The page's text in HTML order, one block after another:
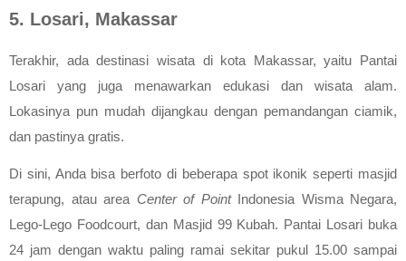
5. Losari, Makassar
Terakhir, ada destinasi wisata di kota Makassar, yaitu Pantai
Losari yang juga menawarkan edukasi dan wisata alam.
Lokasinya pun mudah dijangkau dengan pemandangan ciamik,
dan pastinya gratis.
Di sini, Anda bisa berfoto di beberapa spot ikonik seperti masjid
terapung, atau area Center of Point
Indonesia Wisma Negara,
Lego-Lego Foodcourt, dan Masjid 99 Kubah. Pantai Losari buka
24 jam dengan waktu paling ramai sekitar pukul 15.00 sampai